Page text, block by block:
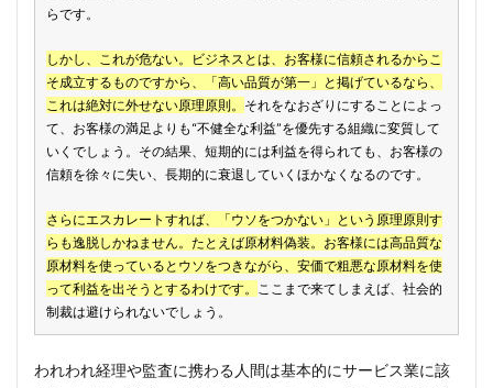
らです。
しかし、これが危ない。ビジネスとは、お客様に信頼されるからこ
そ成立するものですから、「高い品質が第一」と掲げているなら、
これは絶対に外せない原理原則。 それをなおざりにすることによっ
て、お客様の満足よりも“不健全な利益”を優先する組織に変質して
いくでしょう。その結果、短期的には利益を得られても、お客様の
信頼を徐々に失い、長期的に衰退していくほかなくなるのです。
さらにエスカレートすれば、「ウソをつかない」という原理原則す
らも逸脱しかねません。たとえば原材料偽装。お客様には高品質な
原材料を使っているとウソをつきながら、安価で粗悪な原材料を使
って利益を出そうとするわけです。 ここまで来てしまえば、社会的
制裁は避けられないでしょう。
われわれ経理や監査に携わる人間は基本的にサービス業に該